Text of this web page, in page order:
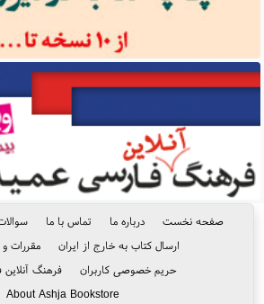
صفحه نخست درباره ما تماس با ما
ارسال کتاب به خارج از ایران
مقررات
حریم خصوصی کاربران
فرهنگ
About Ashja Bookstore